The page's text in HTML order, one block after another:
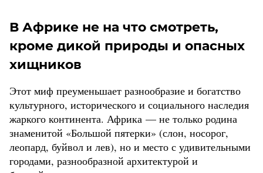
В Африке не на что смотреть,
кроме дикой природы и опасных
хищников
Этот миф преуменьшает разнообразие и богатство
культурного, исторического и социального наследия
жаркого континента. Африка — не только родина
знаменитой «Большой пятерки» (слон, носорог,
леопард, буйвол и лев), но и место с удивительными
городами, разнообразной архитектурой и